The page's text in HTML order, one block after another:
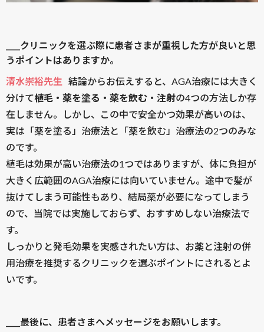
____クリニックを選ぶ際に患者さまが重視した方が良いと思
うポイントはありますか。
清水崇裕先生 結論からお伝えすると、AGA治療には大きく
分けて植毛・薬を塗る・薬を飲む・注射の4つの方法しか存
在しません。しかし、この中で安全かつ効果が高いのは、
実は「薬を塗る」治療法と「薬を飲む」治療法の2つのみな
のです。
植毛は効果が高い治療法の1つではありますが、体に負担が
大きく広範囲のAGA治療には向いていません。途中で髪が
抜けてしまう可能性もあり、結局薬が必要になってしまう
ので、当院では実施しておらず、おすすめしない治療法で
す。
しっかりと発毛効果を実感されたい方は、お薬と注射の併
用治療を推奨するクリニックを選ぶポイントにされるとよ
いです。
____最後に、患者さまへメッセージをお願いします。